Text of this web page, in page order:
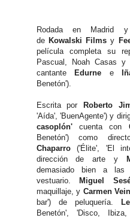
Rodada en Madrid
de Kowalski Films y
película completa su
Pascual, Noah Casas
cantante
Edurne e
Benetón').
Escrita por Roberto
'Aída', 'BuenAgente') y
casoplón'cuenta con
Benetón') como
Chaparro('Élite', 'El
dirección de arte y
demasiado bien a las
vestuario.
Miguel
maquillaje, y Carmen
bar') de peluquería.
Benetón', 'Disco,